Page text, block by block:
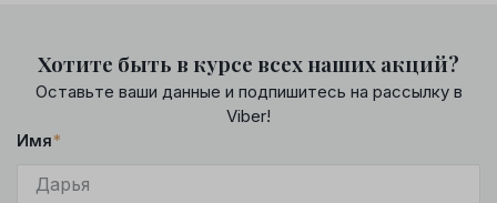
Хотите быть в курсе всех наших акций?
Оставьте ваши данные и подпишитесь на рассылку в
Viber!
Имя*